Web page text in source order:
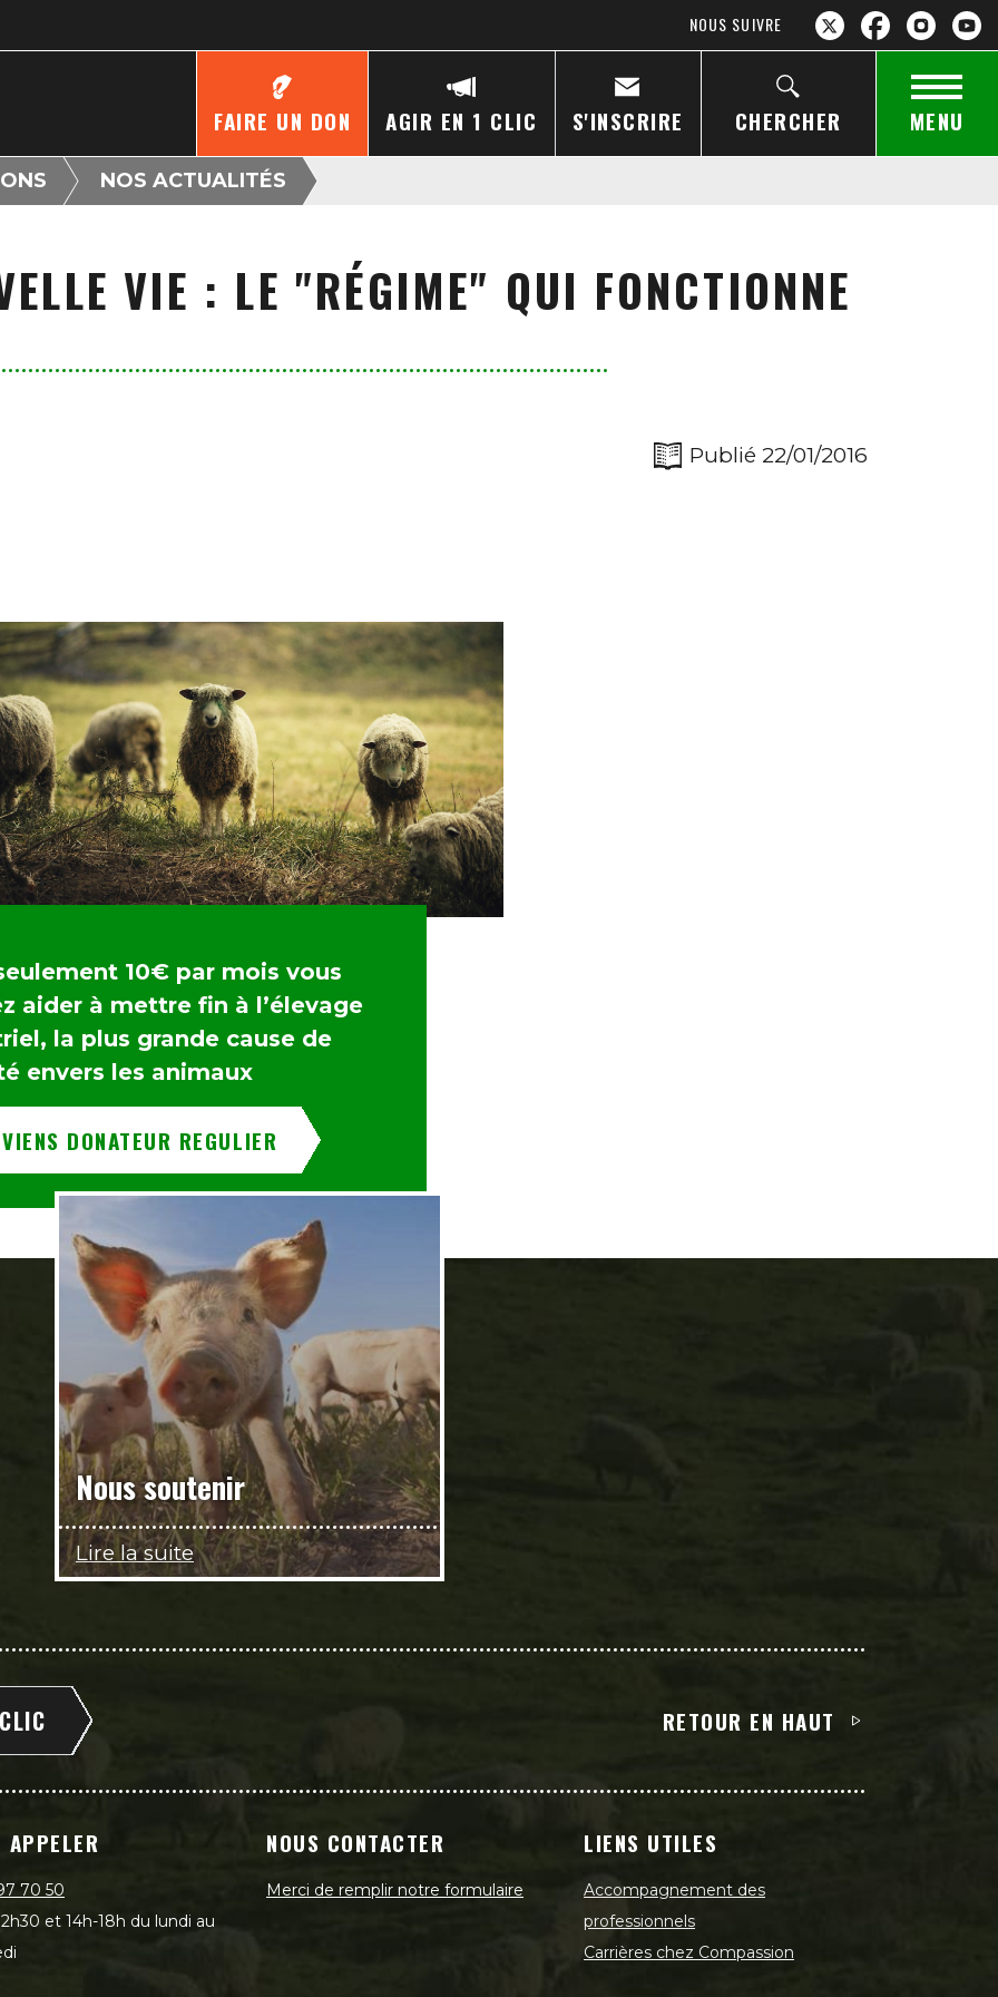
NOUS SUIVRE
FAIRE UN DON AGIR EN 1 CLIC S'INSCRIRE CHERCHER MENU
NOS ACTUALITÉS
VIE : LE "RÉGIME" QUI FONCTIONNE
Publié 22/01/2016
10€ par mois vous
aider à mettre fin à l’élevage
la plus grande cause de
envers les animaux
DONATEUR REGULIER
Nous soutenir
Lire la suite
RETOUR EN HAUT
APPELER
70 50
et 14h-18h du lundi au
NOUS CONTACTER
Merci de remplir notre formulaire
LIENS UTILES
Accompagnement des
professionnels
Carrières chez Compassion